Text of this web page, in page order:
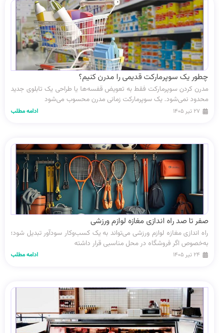
چطور یک سوپرمارکت قدیمی را مدرن کنیم؟
مدرن کردن سوپرمارکت فقط به تعویض قفسه‌ها یا طراحی یک تابلوی جدید
محدود نمی‌شود. یک سوپرمارکت زمانی مدرن محسوب می‌شود
۲۷ تیر ۱۴۰۵ ادامه مطلب
صفر تا صد راه اندازی مغازه لوازم ورزشی
راه اندازی مغازه لوازم ورزشی می‌تواند به یک کسب‌وکار سودآور تبدیل شود؛
به‌خصوص اگر فروشگاه در محل مناسبی قرار داشته
۲۴ تیر ۱۴۰۵ ادامه مطلب